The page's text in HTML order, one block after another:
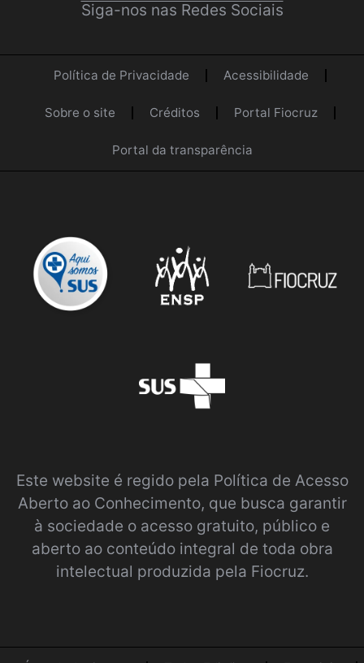
Siga-nos nas Redes Sociais
Política de Privacidade Acessibilidade
Sobre o site Créditos Portal Fiocruz
Portal da transparência
Este website é regido pela Política de Acesso
Aberto ao Conhecimento, que busca garantir
à sociedade o acesso gratuito, público e
aberto ao conteúdo integral de toda obra
intelectual produzida pela Fiocruz.